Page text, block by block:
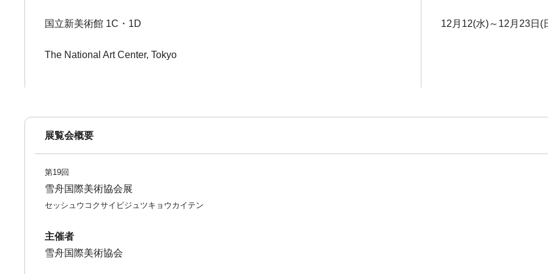
国立新美術館 1C・1D
The National Art Center, Tokyo
12月12(水)～12月23日(
展覧会概要
第19回
雪舟国際美術協会展
セッシュウコクサイビジュツキョウカイテン
主催者
雪舟国際美術協会